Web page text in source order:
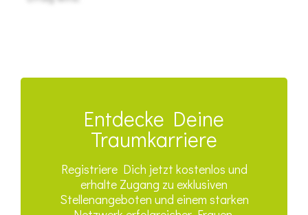
Entdecke Deine
Traumkarriere
Registriere Dich jetzt kostenlos und
erhalte Zugang zu exklusiven
Stellenangeboten und einem starken